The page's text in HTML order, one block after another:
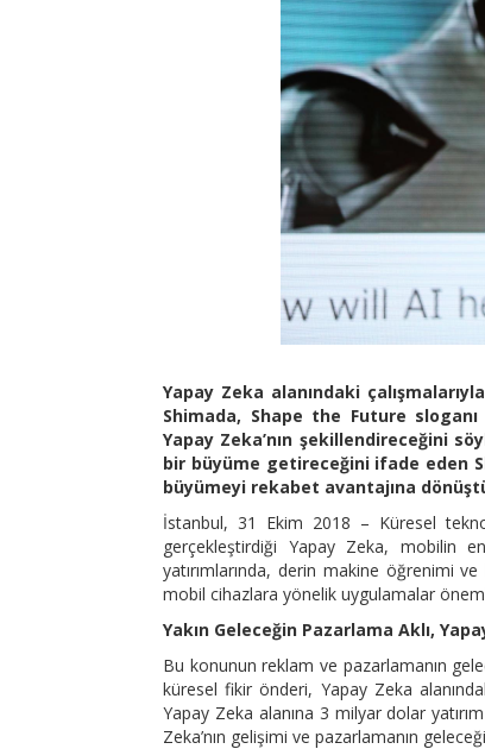
Yapay Zeka alanındaki
Shimada, Shape the Future
Yapay Zeka’nın şekillendireceğini
bir büyüme getireceğini ifade eden
büyümeyi rekabet avantajına
İstanbul, 31 Ekim 2018 – Küresel
gerçekleştirdiği Yapay Zeka, mobilin
yatırımlarında, derin makine öğrenimi
mobil cihazlara yönelik uygulamalar
Yakın Geleceğin Pazarlama Aklı,
Bu konunun reklam ve pazarlamanın
küresel fikir önderi, Yapay Zeka
Yapay Zeka alanına 3 milyar dolar
Zeka’nın gelişimi ve pazarlamanın